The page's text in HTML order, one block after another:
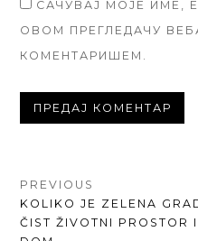
САЧУВАЈ МОЈЕ ИМЕ,
ОВОМ ПРЕГЛЕДАЧУ
КОМЕНТАРИШЕМ.
КРЕТАЊЕ
ЧЛАНКА
PREVIOUS
PREVIOUS
POST:
KOLIKO JE ZELENA
ČIST ŽIVOTNI PROSTOR